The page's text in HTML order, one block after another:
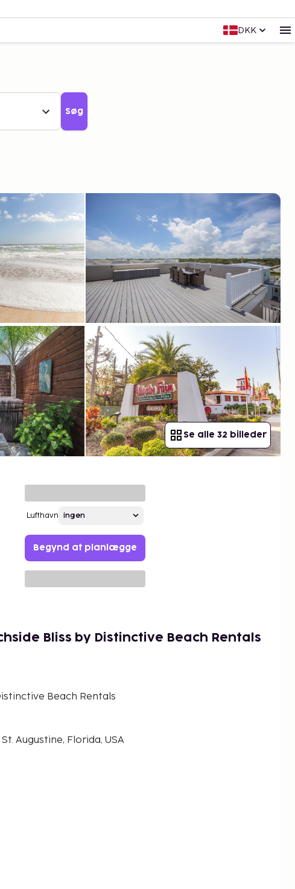
DKK
Søg
Se alle 32 billeder
Lufthavn
Begynd at planlægge
Bliss by Distinctive Beach Rentals
Beach Rentals
Augustine, Florida, USA